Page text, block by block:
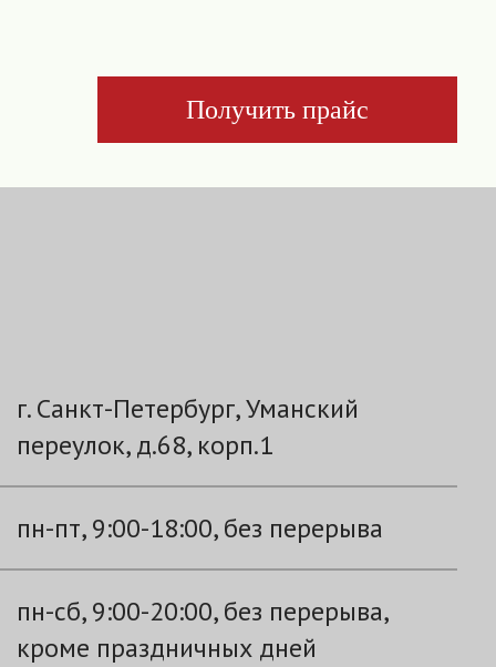
Получить прайс
г. Санкт-Петербург, Уманский
переулок, д.68, корп.1
пн-пт, 9:00-18:00, без перерыва
пн-сб, 9:00-20:00, без перерыва,
кроме праздничных дней